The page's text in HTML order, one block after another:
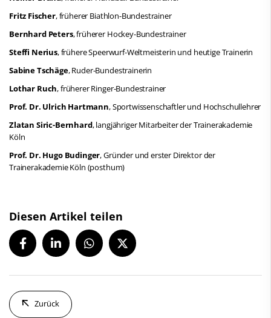
Fritz Fischer, früherer Biathlon-Bundestrainer
Bernhard Peters, früherer Hockey-Bundestrainer
Steffi Nerius, frühere Speerwurf-Weltmeisterin und heutige Trainerin
Sabine Tschäge, Ruder-Bundestrainerin
Lothar Ruch, früherer Ringer-Bundestrainer
Prof. Dr. Ulrich Hartmann, Sportwissenschaftler und Hochschullehrer
Zlatan Siric-Bernhard,langjähriger Mitarbeiter der Trainerakademie
Köln
Prof. Dr. Hugo Budinger, Gründer und erster Direktor der
Trainerakademie Köln (posthum)
Diesen Artikel teilen
Zurück